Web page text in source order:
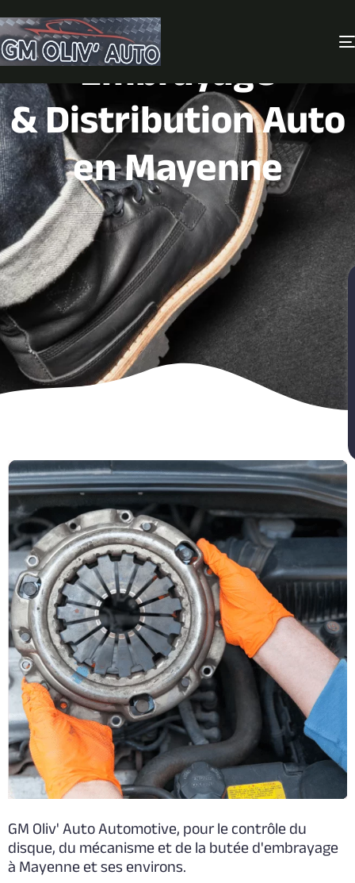
Spécialiste
Embrayage
& Distribution Auto
en Mayenne
GM Oliv' Auto Automotive, pour le contrôle du
disque, du mécanisme et de la butée d'embrayage
à Mayenne et ses environs.